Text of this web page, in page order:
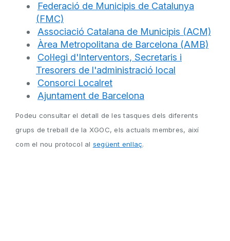
Federació de Municipis de Catalunya
(FMC)
Associació Catalana de Municipis (ACM)
Àrea Metropolitana de Barcelona (AMB)
Col·legi d'Interventors, Secretaris i
Tresorers de l'administració local
Consorci Localret
Ajuntament de Barcelona
Podeu consultar el detall de les tasques dels diferents
grups de treball de la XGOC, els actuals membres, així
com el nou protocol al següent enllaç.